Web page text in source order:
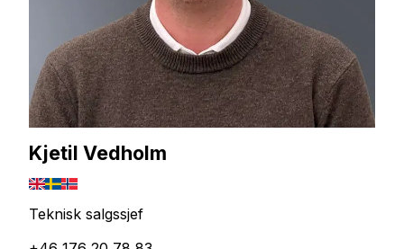
Kjetil Vedholm
Teknisk salgssjef